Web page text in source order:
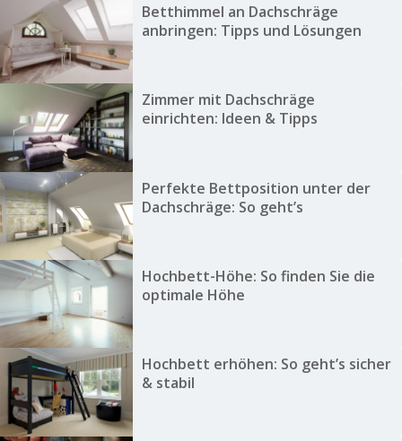
Betthimmel an Dachschräge
anbringen: Tipps und Lösungen
Zimmer mit Dachschräge
einrichten: Ideen & Tipps
Perfekte Bettposition unter der
Dachschräge: So geht’s
Hochbett-Höhe: So finden Sie die
optimale Höhe
Hochbett erhöhen: So geht’s sicher
& stabil